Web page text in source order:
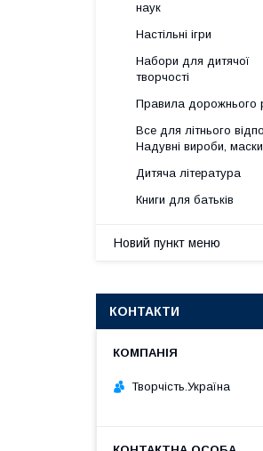
наук
Настільні ігри
Набори для дитячої
творчості
Правила дорожнього
Все для літнього
Надувні вироби,
Дитяча література
Книги для батьків
Новий пункт меню
КОНТАКТИ
Творчість.Україна